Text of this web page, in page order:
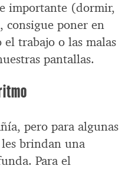
importante (dormir,
consigue poner en
el trabajo o las malas
pantallas.
pero para algunas
les brindan una
Para el